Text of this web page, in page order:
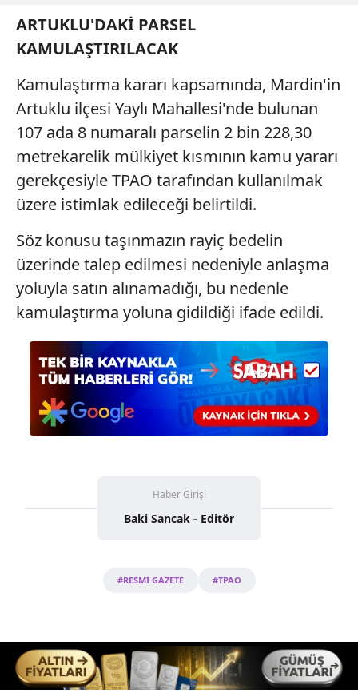
kılınması ve kişiselleştirilmesi ve sizlere yönelik
sınırlı olarak açık rızanız dahilinde kullanılacaktır.
Çerezlere ilişkin tercihlerinizi aşağıda yer alan panel
vasıtasıyla belirleyebilirsiniz. Çerezlere ilişkin detaylı bilgi
için Ayarlar butonuna tıklayabilir,Çerez Bilgilendirme
Metnimiziziyaret edebilirsiniz.
6698 sayılı Kişisel Verilerin Korunması Kanunu uyarınca
hazırlanmış Aydınlatma Metnimizi okumak ve sitemizde
almak için lütfentıklayınız.
ARTUKLU'DAKİ PARSEL
KAMULAŞTIRILACAK
Kamulaştırma kararı kapsamında, Mardin'in
Artuklu ilçesi Yaylı Mahallesi'nde bulunan
107 ada 8 numaralı parselin 2 bin 228,30
metrekarelik mülkiyet kısmının kamu yararı
gerekçesiyle TPAO tarafından kullanılmak
üzere istimlak edileceği belirtildi.
Söz konusu taşınmazın rayiç bedelin
üzerinde talep edilmesi nedeniyle anlaşma
yoluyla satın alınamadığı, bu nedenle
kamulaştırma yoluna gidildiği ifade edildi.
Haber Girişi
Baki Sancak - Editör
#RESMİ GAZETE #TPAO